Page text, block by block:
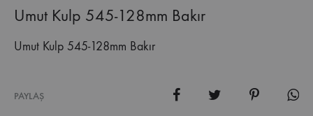
Umut Kulp 545-128mm Bakır
Umut Kulp 545-128mm Bakır
PAYLAŞ